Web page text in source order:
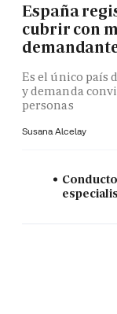
España
cubrir con
Es el único país
y demanda
personas
Susana Alcelay